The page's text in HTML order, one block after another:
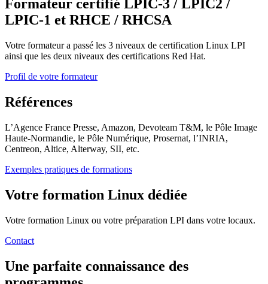
Formateur certifié LPIC-3 / LPIC2 /
LPIC-1 et RHCE / RHCSA
Votre formateur a passé les 3 niveaux de certification Linux LPI
ainsi que les deux niveaux des certifications Red Hat.
Profil de votre formateur
Références
L’Agence France Presse, Amazon, Devoteam T&M, le Pôle Image
Haute-Normandie, le Pôle Numérique, Prosernat, l’INRIA,
Centreon, Altice, Alterway, SII, etc.
Exemples pratiques de formations
Votre formation Linux dédiée
Votre formation Linux ou votre préparation LPI dans votre locaux.
Contact
Une parfaite connaissance des